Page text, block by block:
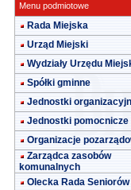
Menu podmiotowe
Rada Miejska
Urząd Miejski
Wydziały Urzędu
Spółki gminne
Jednostki
Jednostki pomocnicze
Organizacje
Zarządca zasobów
komunalnych
Olecka Rada Seniorów